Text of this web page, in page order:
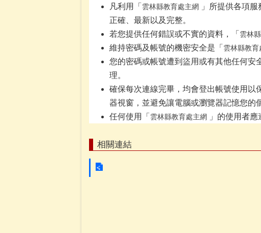
凡利用「 雲林縣教育處主網 」所提供各項
正確、最新以及完整。
若您提供任何錯誤或不實的資料，「 雲林
維持密碼及帳號的機密安全是「 雲林縣教育
您的密碼或帳號遭到盜用或有其他任何安
理。
確保每次連線完畢，均會登出帳號使用以
器視窗，並避免讓電腦或瀏覽器記憶您的
任何使用「 雲林縣教育處主網 」的使用者
相關連結